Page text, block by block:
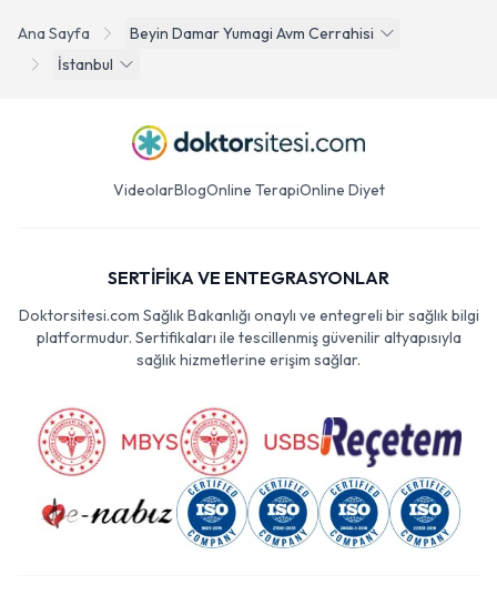
Ana Sayfa
Beyin Damar Yumagi Avm Cerrahisi
İstanbul
VideolarBlogOnline TerapiOnline Diyet
SERTİFİKA VE ENTEGRASYONLAR
Doktorsitesi.com Sağlık Bakanlığı onaylı ve entegreli bir sağlık bilgi
platformudur. Sertifikaları ile tescillenmiş güvenilir altyapısıyla
sağlık hizmetlerine erişim sağlar.